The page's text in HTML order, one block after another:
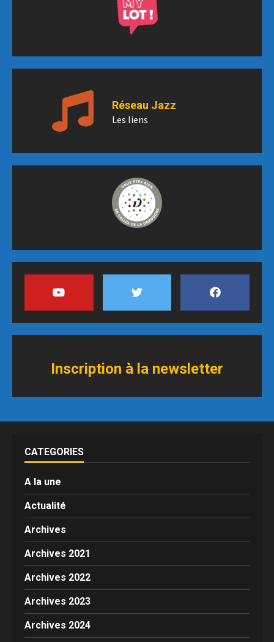
Réseau Jazz
Les liens
Inscription à a newsletter
CATEGORIES
A la une
Actualité
Archives
Archives 2021
Archives 2022
Archives 2023
Archives 2024